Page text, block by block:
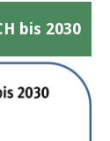
bis 2030